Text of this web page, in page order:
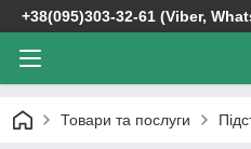
+38(095)303-32-61 (Viber,
Товари та послуги